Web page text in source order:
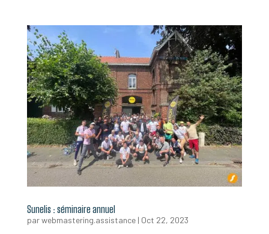
Sunelis : séminaire annuel
parwebmastering.assistance| Oct 22, 2023